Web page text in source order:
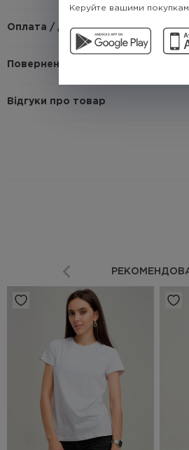
Керуйте вашими
Оплата / доставка
Повернення / Обмін
Відгуки про товар